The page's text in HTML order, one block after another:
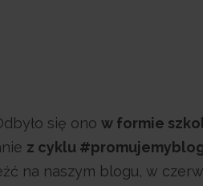
się ono w formie
z cyklu
na naszym blogu, w